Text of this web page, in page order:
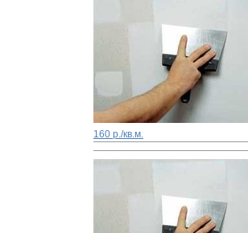
160 р./кв.м.